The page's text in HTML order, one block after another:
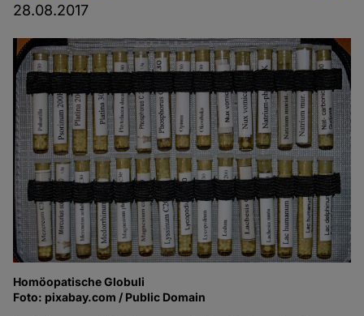
28.08.2017
Homöopatische Globuli
Foto: pixabay.com / Public Domain